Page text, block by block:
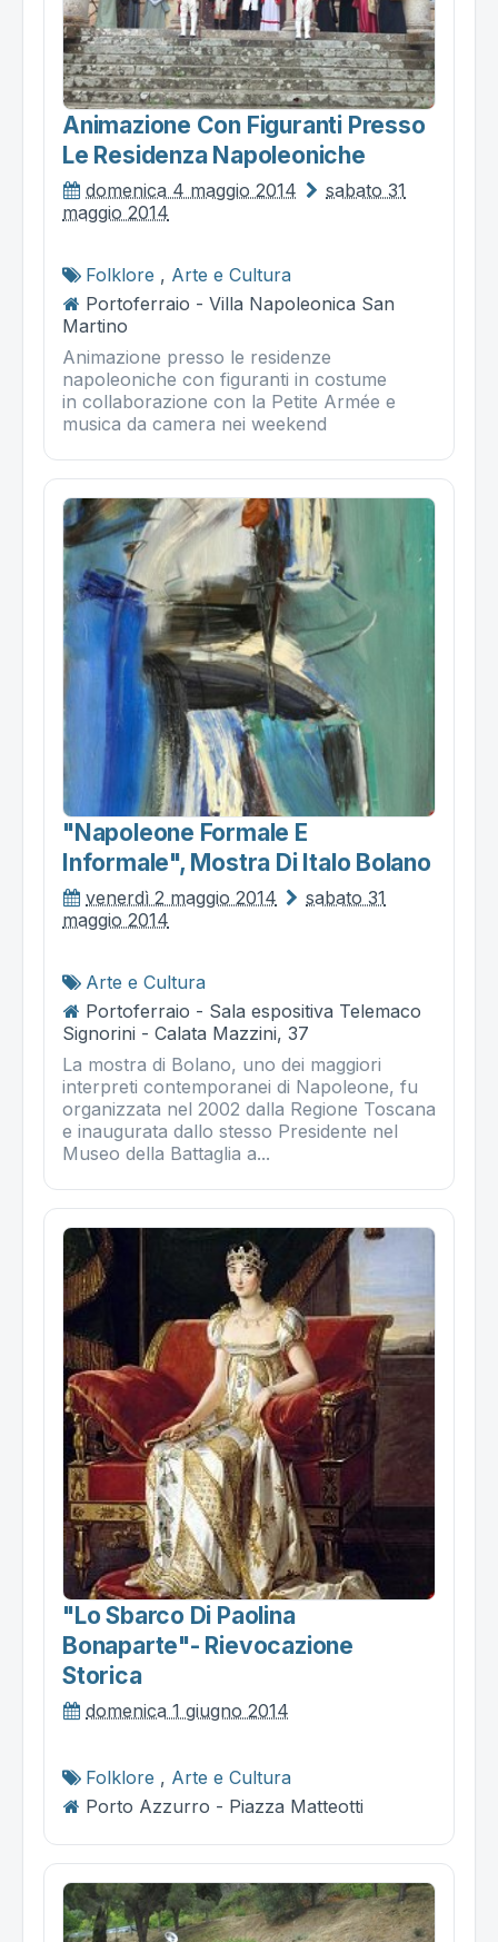
Animazione Con Figuranti Presso
Le Residenza Napoleoniche
domenica 4 maggio 2014
sabato 31
maggio 2014
Folklore , Arte e Cultura
Portoferraio - Villa Napoleonica San
Martino
Animazione presso le residenze
napoleoniche con figuranti in costume
in collaborazione con la Petite Armée e
musica da camera nei weekend
"napoleone Formale E
Informale", Mostra Di Italo Bolano
venerdì 2 maggio 2014
sabato 31
maggio 2014
Arte e Cultura
Portoferraio - Sala espositiva Telemaco
Signorini - Calata Mazzini, 37
La mostra di Bolano, uno dei maggiori
interpreti contemporanei di Napoleone, fu
organizzata nel 2002 dalla Regione Toscana
e inaugurata dallo stesso Presidente nel
Museo della Battaglia a...
"lo Sbarco Di Paolina
Bonaparte"- Rievocazione
Storica
domenica 1 giugno 2014
Folklore , Arte e Cultura
Porto Azzurro - Piazza Matteotti